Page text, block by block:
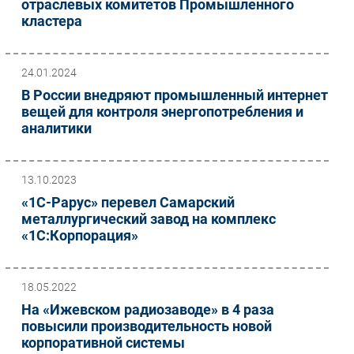
Торговые сети
Оборудование
Outsourcing
Кадры
Регулирование
Финансы
Web
Безопасность
Инновации
CIO/Управление ИТ
Гаджеты
Здоровье
РАЗДЕЛЫ
Новости
отраслевых комитетов Промышленного
кластера
24.01.2024
В России внедряют промышленный интернет
вещей для контроля энергопотребления и
аналитики
13.10.2023
«1С-Рарус» перевел Самарский
металлургический завод на комплекс
«1С:Корпорация»
18.05.2022
На «Ижевском радиозаводе» в 4 раза
повысили производительность новой
корпоративной системы